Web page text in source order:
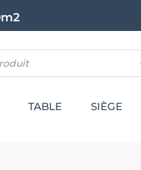
TABLE SIÈGE